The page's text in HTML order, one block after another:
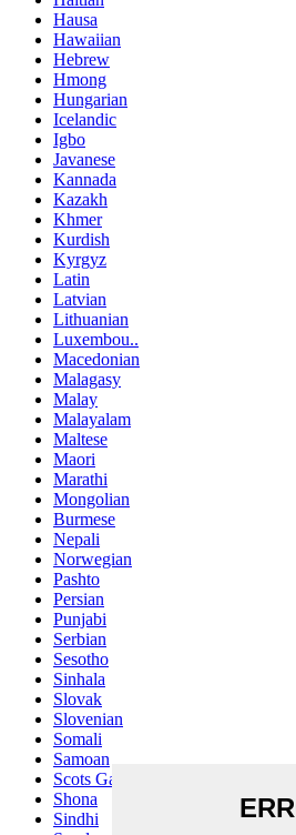
Hausa
Hawaiian
Hebrew
Hmong
Hungarian
Icelandic
Igbo
Javanese
Kannada
Kazakh
Khmer
Kurdish
Kyrgyz
Latin
Latvian
Lithuanian
Luxembou..
Macedonian
Malagasy
Malay
Malayalam
Maltese
Maori
Marathi
Mongolian
Burmese
Nepali
Norwegian
Pashto
Persian
Punjabi
Serbian
Sesotho
Sinhala
Slovak
Slovenian
Somali
Samoan
Scots Gaelic
Shona
Sindhi